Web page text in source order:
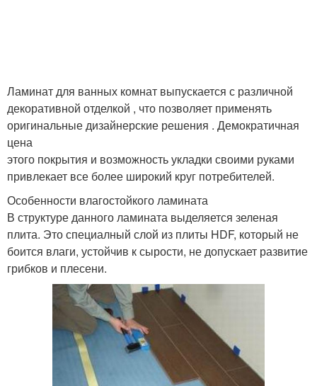
Ламинат для ванных комнат выпускается с различной
декоративной отделкой , что позволяет применять
оригинальные дизайнерские решения . Демократичная
цена
этого покрытия и возможность укладки своими руками
привлекает все более широкий круг потребителей.
Особенности влагостойкого ламината
В структуре данного ламината выделяется зеленая
плита. Это специалный слой из плиты HDF, который не
боится влаги, устойчив к сырости, не допускает развитие
грибков и плесени.